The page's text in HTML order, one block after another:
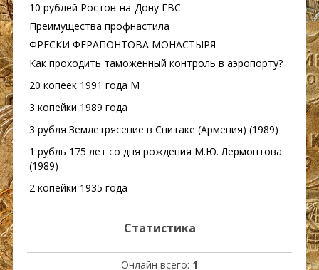
10 рублей Ростов-на-Дону ГВС
Преимущества профнастила
ФРЕСКИ ФЕРАПОНТОВА МОНАСТЫРЯ
Как проходить таможенный контроль в аэропорту?
20 копеек 1991 года М
3 копейки 1989 года
3 рубля Землетрясение в Спитаке (Армения) (1989)
1 рубль 175 лет со дня рождения М.Ю. Лермонтова
(1989)
2 копейки 1935 года
Статистика
Онлайн всего: 1